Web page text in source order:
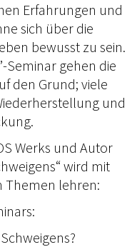
Erfahrungen und
sich über die
bewusst zu sein.
Seminar gehen die
den Grund; viele
und
Werks und Autor
wird mit
Themen lehren: